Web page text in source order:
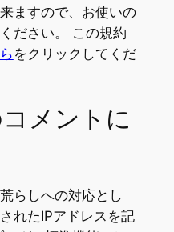
ますので、お使いの
ださい。 この規約
をクリックしてくだ
メントに
らしへの対応とし
れたIPアドレスを記